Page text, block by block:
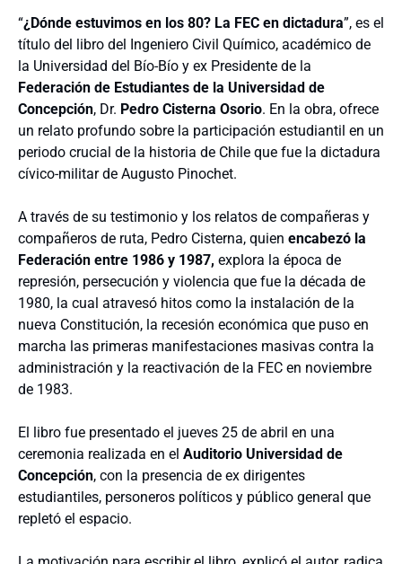
“¿Dónde estuvimos en los 80? La FEC en dictadura”, es el
título del libro del Ingeniero Civil Químico, académico de
la Universidad del Bío-Bío y ex Presidente de la
Federación de Estudiantes de la Universidad de
Concepción, Dr. Pedro Cisterna Osorio. En la obra, ofrece
un relato profundo sobre la participación estudiantil en un
periodo crucial de la historia de Chile que fue la dictadura
cívico-militar de Augusto Pinochet.
A través de su testimonio y los relatos de compañeras y
compañeros de ruta, Pedro Cisterna, quien encabezó la
Federación entre 1986 y 1987, explora la época de
represión, persecución y violencia que fue la década de
1980, la cual atravesó hitos como la instalación de la
nueva Constitución, la recesión económica que puso en
marcha las primeras manifestaciones masivas contra la
administración y la reactivación de la FEC en noviembre
de 1983.
El libro fue presentado el jueves 25 de abril en una
ceremonia realizada en el Auditorio Universidad de
Concepción, con la presencia de ex dirigentes
estudiantiles, personeros políticos y público general que
repletó el espacio.